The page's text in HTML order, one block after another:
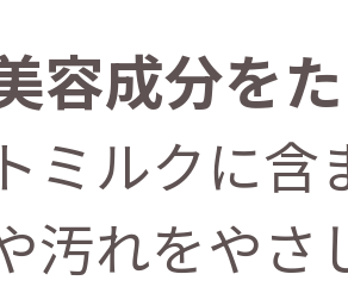
成分をた
ミルクに含
汚れをやさ